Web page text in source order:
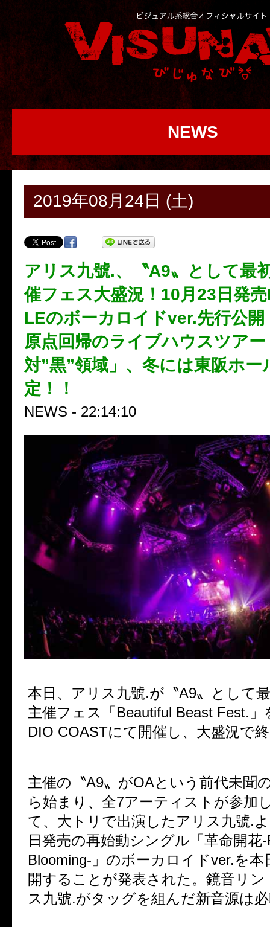
NEWS
2019年08月24日 (土)
アリス九號.、〝A9〟として最
催フェス大盛況！10月23日発
LEのボーカロイドver.先行公開
原点回帰のライブハウスツアー
対”黒”領域」、冬には東阪ホー
定！！
NEWS - 22:14:10
本日、アリス九號.が〝A9〟として
主催フェス「 Beautiful Beast Fest.
DIO COASTにて開催し、大盛況で
主催の〝A9〟がOAという前代未聞
ら始まり、全7アーティストが参加
て、大トリで出演したアリス九號.
日発売の再始動シングル「革命開花
Blooming- 」のボーカロイドver.を本
開することが発表された。鏡音リ
ス九號.がタッグを組んだ新音源は